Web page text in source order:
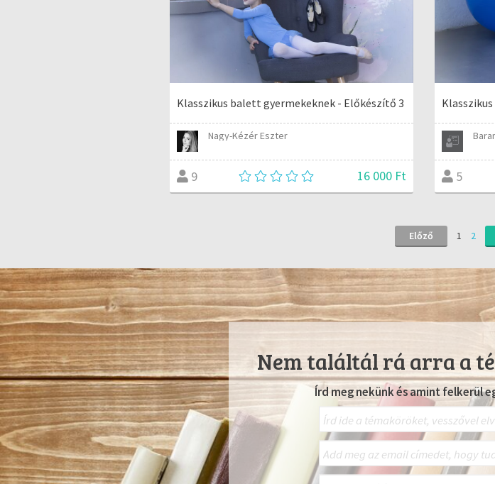
Klasszikus balett gyermekeknek - Előkészítő 3
Nagy-Kézér Eszter
9 16 000 Ft 5
Előző 1 2
Nem találtál rá arra a
Írd meg nekünk és amint felkerül